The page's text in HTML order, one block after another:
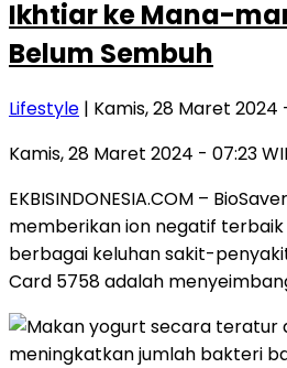
Ikhtiar ke Mana-
Belum Sembuh
Lifestyle | Kamis, 28 Maret 2024
Kamis, 28 Maret 2024 - 07:23
EKBISINDONESIA.COM –
memberikan ion negatif
berbagai keluhan sakit-
Card 5758 adalah